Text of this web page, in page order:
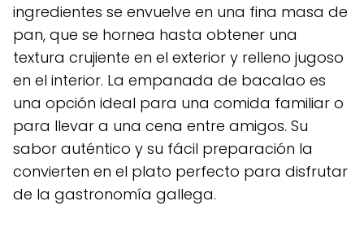
ingredientes se envuelve en una fina masa de
pan, que se hornea hasta obtener una
textura crujiente en el exterior y relleno jugoso
en el interior. La empanada de bacalao es
una opción ideal para una comida familiar o
para llevar a una cena entre amigos. Su
sabor auténtico y su fácil preparación la
convierten en el plato perfecto para disfrutar
de la gastronomía gallega.